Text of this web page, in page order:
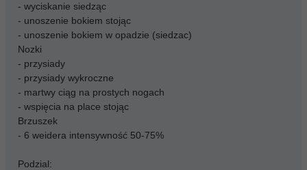
- wyciskanie siedząc
- unoszenie bokiem stojąc
- unoszenie bokiem w opadzie (siedzac)
Nozki
- przysiady
- przysiady wykroczne
- martwy ciąg na prostych nogach
- wspięcia na place stojąc
Brzuszek
- 6 weidera intensywność 50-75%
Podzial: